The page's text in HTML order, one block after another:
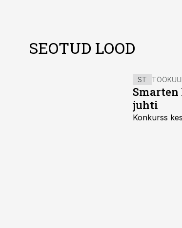
SEOTUD LOOD
ST
Smarten
juhti
Konkurss